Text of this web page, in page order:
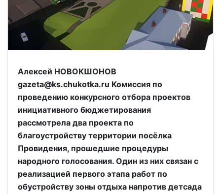
Алексей НОВОКШОНОВ
gazeta@ks.chukotka.ru Комиссия по
проведению конкурсного отбора проектов
инициативного бюджетирования
рассмотрела два проекта по
благоустройству территории посёлка
Провидения, прошедшие процедуры
народного голосования. Один из них связан с
реализацией первого этапа работ по
обустройству зоны отдыха напротив детсада